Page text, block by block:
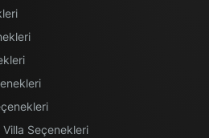
Seçenekleri